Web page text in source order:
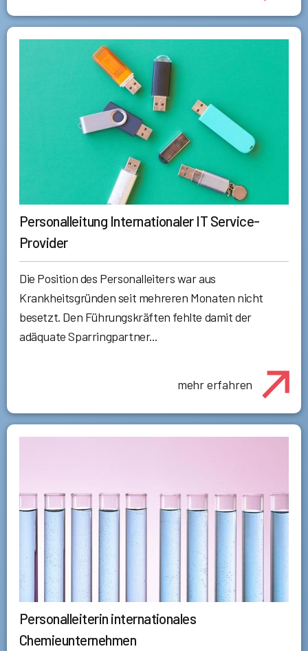
Personalleitung Internationaler IT Service-
Provider
Die Position des Personalleiters war aus
Krankheitsgründen seit mehreren Monaten nicht
besetzt. Den Führungskräften fehlte damit der
adäquate Sparringpartner...
mehr erfahren
Personalleiterin internationales
Chemieunternehmen